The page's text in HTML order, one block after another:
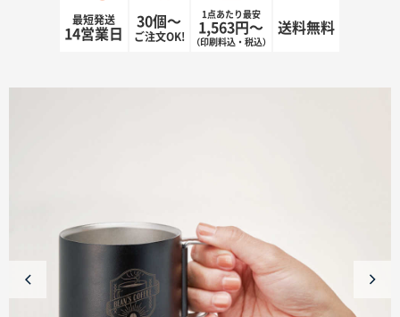
商品カテゴリーから探す
最短発送
14営業日
30個〜
ご注文OK!
1点あたり最安
1,563円〜
（印刷料込・税込）
送料無料